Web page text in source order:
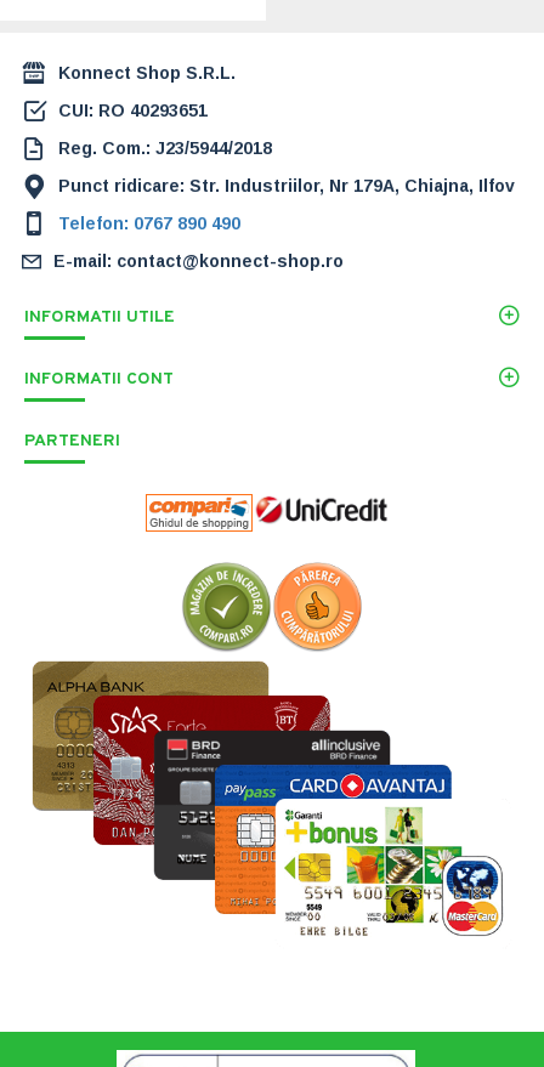
Konnect Shop S.R.L.
CUI: RO 40293651
Reg. Com.: J23/5944/2018
Punct ridicare: Str. Industriilor, Nr 179A, Chiajna, Ilfov
Telefon: 0767 890 490
E-mail: contact@konnect-shop.ro
INFORMATII UTILE
INFORMATII CONT
PARTENERI